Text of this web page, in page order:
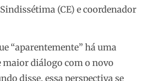
(CE) e coordenador
“aparentemente” há uma
maior diálogo com o novo
disse, essa perspectiva se